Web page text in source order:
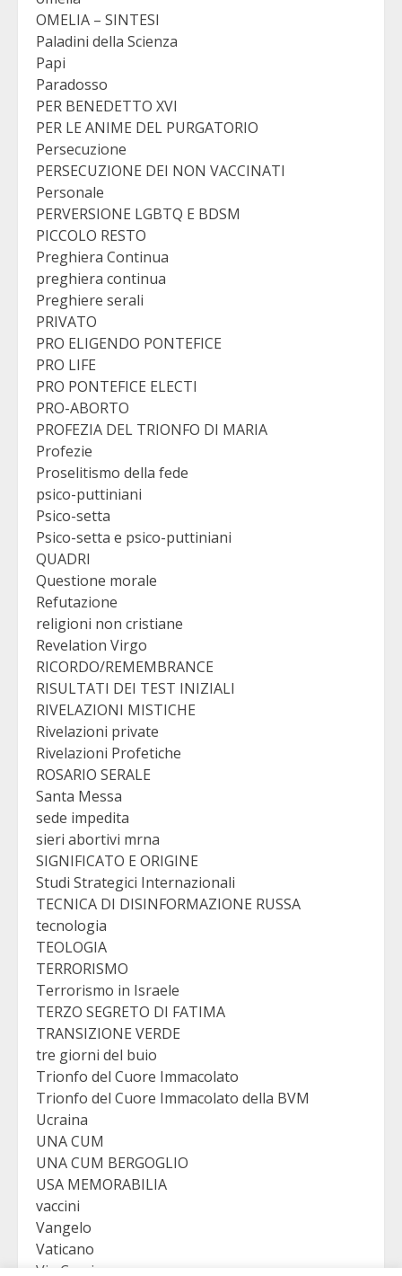
OMELIA – SINTESI
Paladini della Scienza
Papi
Paradosso
PER BENEDETTO XVI
PER LE ANIME DEL PURGATORIO
Persecuzione
PERSECUZIONE DEI NON VACCINATI
Personale
PERVERSIONE LGBTQ E BDSM
PICCOLO RESTO
Preghiera Continua
preghiera continua
Preghiere serali
PRIVATO
PRO ELIGENDO PONTEFICE
PRO LIFE
PRO PONTEFICE ELECTI
PRO-ABORTO
PROFEZIA DEL TRIONFO DI MARIA
Profezie
Proselitismo della fede
psico-puttiniani
Psico-setta
Psico-setta e psico-puttiniani
QUADRI
Questione morale
Refutazione
religioni non cristiane
Revelation Virgo
RICORDO/REMEMBRANCE
RISULTATI DEI TEST INIZIALI
RIVELAZIONI MISTICHE
Rivelazioni private
Rivelazioni Profetiche
ROSARIO SERALE
Santa Messa
sede impedita
sieri abortivi mrna
SIGNIFICATO E ORIGINE
Studi Strategici Internazionali
TECNICA DI DISINFORMAZIONE RUSSA
tecnologia
TEOLOGIA
TERRORISMO
Terrorismo in Israele
TERZO SEGRETO DI FATIMA
TRANSIZIONE VERDE
tre giorni del buio
Trionfo del Cuore Immacolato
Trionfo del Cuore Immacolato della BVM
Ucraina
UNA CUM
UNA CUM BERGOGLIO
USA MEMORABILIA
vaccini
Vangelo
Vaticano
Via Crucis